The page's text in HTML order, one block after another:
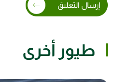
إرسال التعليق
طيور أخرى